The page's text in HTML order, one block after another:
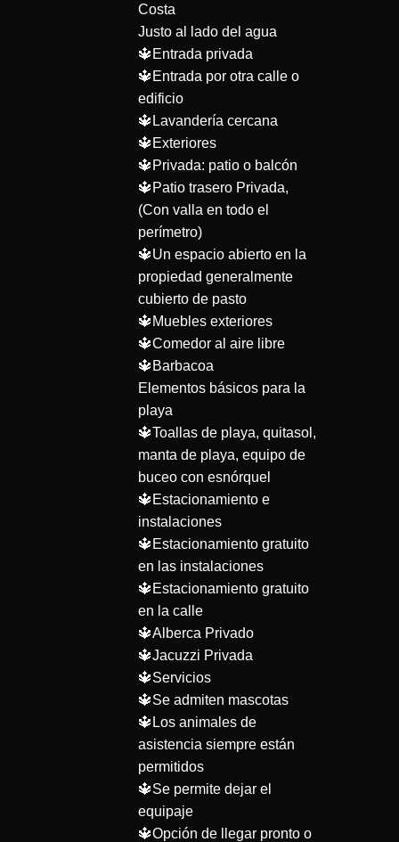
Costa
Justo al lado del agua
🔱Entrada privada
🔱Entrada por otra calle o
edificio
🔱Lavandería cercana
🔱Exteriores
🔱Privada: patio o balcón
🔱Patio trasero Privada,
(Con valla en todo el
perímetro)
🔱Un espacio abierto en la
propiedad generalmente
cubierto de pasto
🔱Muebles exteriores
🔱Comedor al aire libre
🔱Barbacoa
Elementos básicos para la
playa
🔱Toallas de playa, quitasol,
manta de playa, equipo de
buceo con esnórquel
🔱Estacionamiento e
instalaciones
🔱Estacionamiento gratuito
en las instalaciones
🔱Estacionamiento gratuito
en la calle
🔱Alberca Privado
🔱Jacuzzi Privada
🔱Servicios
🔱Se admiten mascotas
🔱Los animales de
asistencia siempre están
permitidos
🔱Se permite dejar el
equipaje
🔱Opción de llegar pronto o